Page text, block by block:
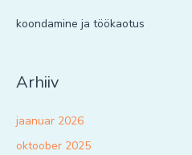
koondamine ja töökaotus
Arhiiv
jaanuar 2026
oktoober 2025